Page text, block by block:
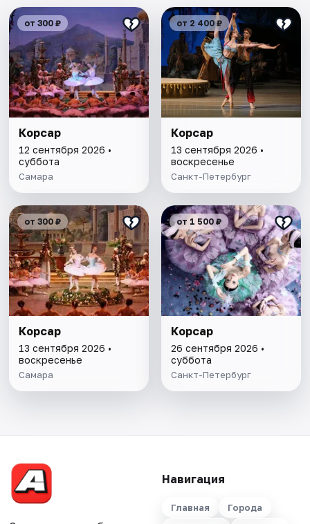
от 300 ₽
Корсар
12 сентября 2026 •
суббота
Самара
от 2 400 ₽
Корсар
13 сентября 2026 •
воскресенье
Санкт-Петербург
от 300 ₽
Корсар
13 сентября 2026 •
воскресенье
Самара
от 1 500 ₽
Корсар
26 сентября 2026 •
суббота
Санкт-Петербург
Навигация
Главная
Города